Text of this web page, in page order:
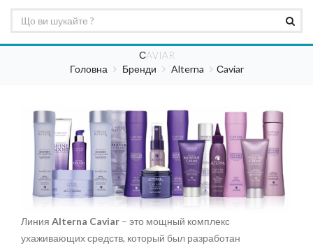
СAVIAR
Головна
Бренди Alterna Сaviar
Линия Alterna Caviar – это мощный комплекс
ухаживающих средств, который был разработан